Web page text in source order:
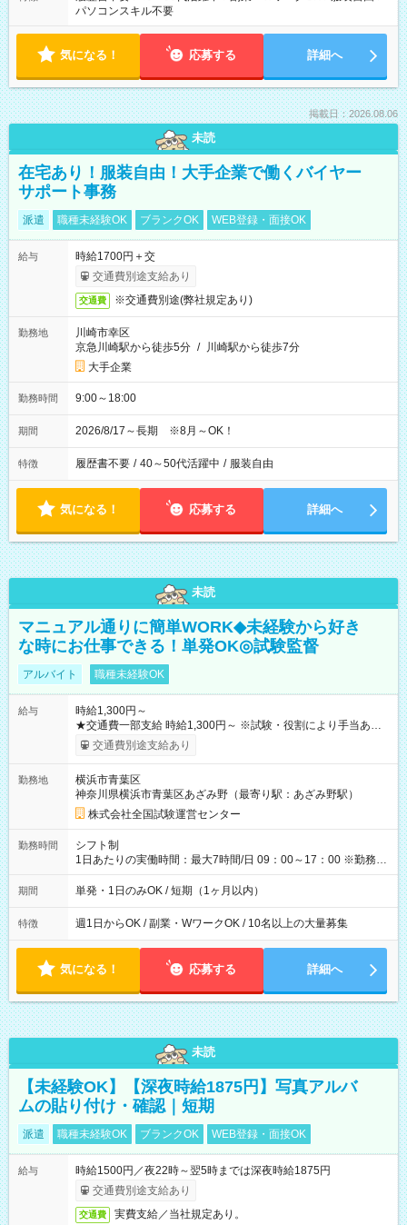
パソコンスキル不要
気になる！ 応募する 詳細へ
掲載日：2026.08.06
未読
在宅あり！服装自由！大手企業で働くバイヤー
サポート事務
派遣 職種未経験OK ブランクOK WEB登録・面接OK
給与
時給1700円＋交
交通費別途支給あり
交通費 ※交通費別途(弊社規定あり)
勤務地
川崎市幸区
京急川崎駅から徒歩5分 / 川崎駅から徒歩7分
大手企業
勤務時間 9:00～18:00
期間 2026/8/17～長期 ※8月～OK！
特徴 履歴書不要 / 40～50代活躍中 / 服装自由
気になる！ 応募する 詳細へ
未読
マニュアル通りに簡単WORK◆未経験から好き
な時にお仕事できる！単発OK◎試験監督
アルバイト 職種未経験OK
給与
時給1,300円～
★交通費一部支給 時給1,300円～ ※試験・役割により手当あり
※勤務回数により昇給あり 【即給（前払い）オプションあ
り！】 希望される場合、勤務から1週間ほどで給与の一部を受け
例】 ・河合塾模擬試験 8:30～17:30（休憩1時間） 時給1,300円
×8時間＝日収10,400円＋交通費 ※当日の役割により時給＋100
円の場合あり ・国家試験 7:00～13:30（休憩なし） 時給1,300
円（役割手当＋100円）×6時間＝日収8,400円＋交通費 【試用期
間】試用期間なし
交通費別途支給あり
勤務地
横浜市青葉区
神奈川県横浜市青葉区あざみ野（最寄り駅：あざみ野駅）
株式会社全国試験運営センター
勤務時間
シフト制
1日あたりの実働時間：最大7時間/日 09：00～17：00 ※勤務時
間は 試験により異なります。
期間 単発・1日のみOK / 短期（1ヶ月以内）
特徴 週1日からOK / 副業・WワークOK / 10名以上の大量募集
気になる！ 応募する 詳細へ
未読
【未経験OK】【深夜時給1875円】写真アルバ
ムの貼り付け・確認｜短期
派遣 職種未経験OK ブランクOK WEB登録・面接OK
給与
時給1500円／夜22時～翌5時までは深夜時給1875円
交通費別途支給あり
交通費 実費支給／当社規定あり。